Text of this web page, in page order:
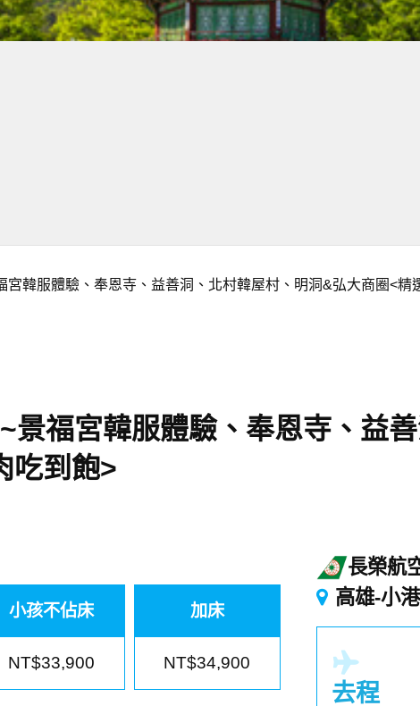
宮韓服體驗、奉恩寺、益善洞、北村韓屋村、明洞&弘大商圈<精
景福宮韓服體驗、奉恩寺、益
吃到飽>
小孩不佔床
NT$33,900
加床
NT$34,900
長榮航
高雄-小
去程